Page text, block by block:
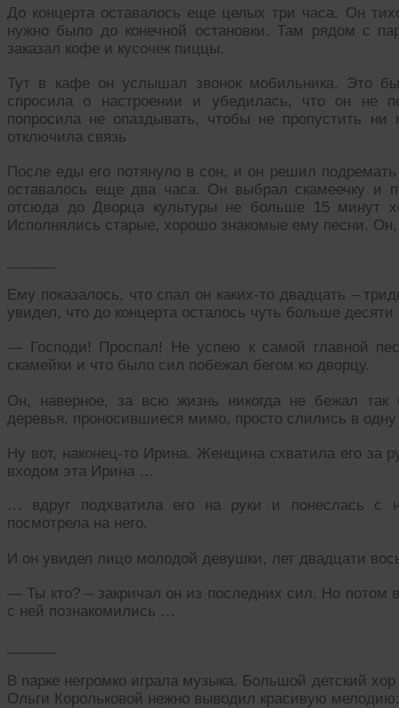
До концерта оставалось еще целых три часа. Он
нужно было до конечной остановки. Там рядом с
заказал кофе и кусочек пиццы.
Тут в кафе он услышал звонок мобильника. Это
спросила о настроении и убедилась, что он не
попросила не опаздывать, чтобы не пропустить ни
отключила связь
После еды его потянуло в сон, и он решил
оставалось еще два часа. Он выбрал скамеечку и
отсюда до Дворца культуры не больше 15 минут
Исполнялись старые, хорошо знакомые ему песни.
Ему показалось, что спал он каких-то двадцать –
увидел, что до концерта осталось чуть больше десяти
— Господи! Проспал! Не успею к самой главной
скамейки и что было сил побежал бегом ко дворцу.
Он, наверное, за всю жизнь никогда не бежал
деревья, проносившиеся мимо, просто слились в
Ну вот, наконец-то Ирина. Женщина схватила его за
входом эта Ирина …
… вдруг подхватила его на руки и понеслась
посмотрела на него.
И он увидел лицо молодой девушки, лет двадцати
— Ты кто? – закричал он из последних сил. Но потом
с ней познакомились …
В парке негромко играла музыка. Большой детский
Ольги Корольковой нежно выводил красивую мелодию: